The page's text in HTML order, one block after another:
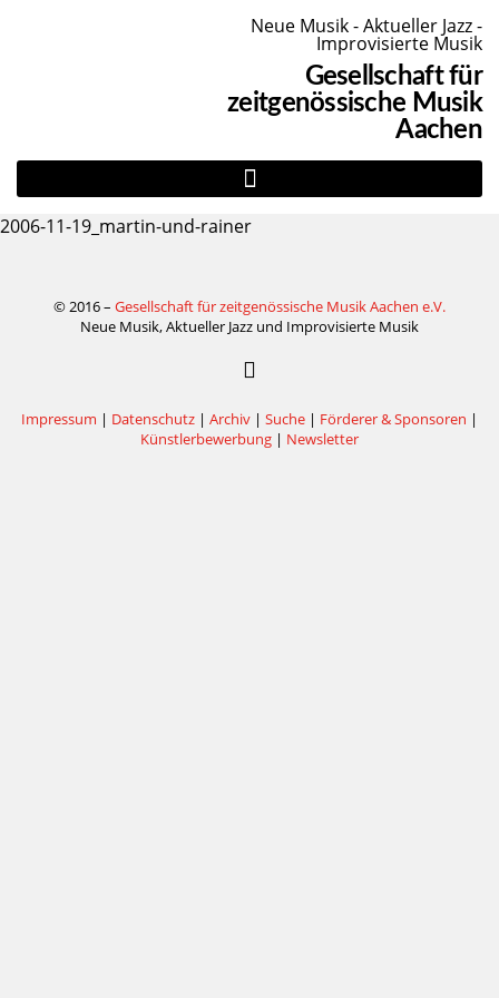
Neue Musik - Aktueller Jazz -
Improvisierte Musik
Gesellschaft für
zeitgenössische Musik
Aachen
2006-11-19_martin-und-rainer
© 2016 – Gesellschaft für zeitgenössische Musik Aachen e.V.
Neue Musik, Aktueller Jazz und Improvisierte Musik
Impressum | Datenschutz | Archiv | Suche | Förderer & Sponsoren |
Künstlerbewerbung | Newsletter